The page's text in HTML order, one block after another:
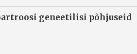
geneetilisi põhjuseid